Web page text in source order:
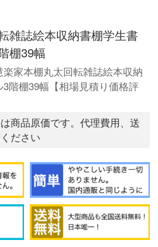
雑誌絵本収納書棚学生書
棚39幅
楽家本棚丸太回転雑誌絵本収納
階棚39幅【相場見積り価格評
商品原価です。代理費用、送
ださい